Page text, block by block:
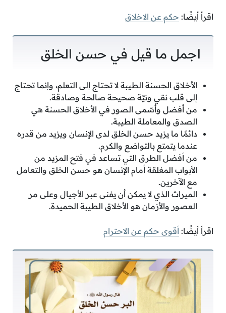
اقرأ أيضًا: حكم عن الاخلاق
اجمل ما قيل في حسن الخلق
الأخلاق الحسنة الطيبة لا تحتاج إلى التعلم، وإنما تحتاج
إلى قلب نقي ونيّة صحيحة صالحة وصادقة.
من أفضل وأسّمى الصور في الأخلاق الحسنة هي
الصدق والمعاملة الطيبة.
دائمًا ما يزيد حسن الخلق لدى الإنسان ويزيد من قدره
عندما يتمتع بالتواضع والكرم.
من أفضل الطرق التي تساعد في فتح المزيد من
الأبواب المغلقة أمام الإنسان هو حسن الخلق والتعامل
مع الآخرين.
الميراث الذي لا يمكن أن يفنى عبر الأجيال وعلى مر
العصور والأزمان هو الأخلاق الطيبة الحميدة.
اقرأ أيضًا: أقوى حكم عن الاحترام